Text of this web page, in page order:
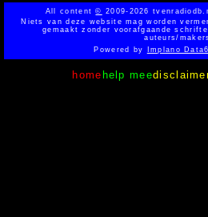
All content© 2009-2026
Niets van deze website mag worden
gemaakt zonder voorafgaande
auteurs/
Powered byImplano
home help mee